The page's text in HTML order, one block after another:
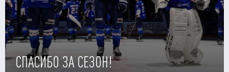
СПАСИБО ЗА СЕЗОН!